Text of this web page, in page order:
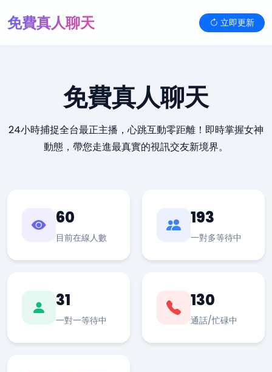
免費真人聊天 立即更新
免費真人聊天
24小時捕捉全台最正主播，心跳互動零距離！即時掌握女神
動態，帶您走進最真實的視訊交友新境界。
60
目前在線人數
193
一對多等待中
31
一對一等待中
130
通話/忙碌中